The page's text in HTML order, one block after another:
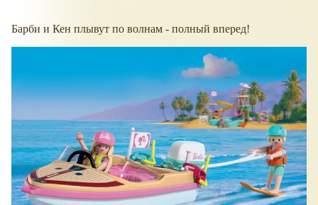
Барби и Кен плывут по волнам - полный вперед!